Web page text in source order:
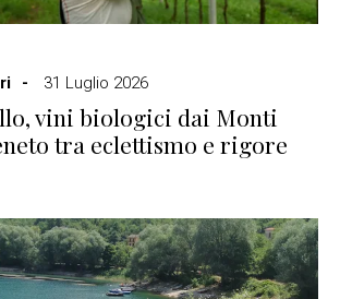
31 Luglio 2026
vini biologici dai Monti
tra eclettismo e rigore